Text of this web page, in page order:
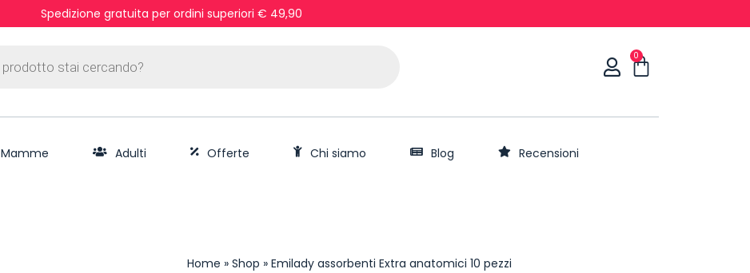
Spedizione gratuita per ordini superiori € 49,90
0
Mamme Adulti Offerte Chi siamo Blog Recensioni
Home » Shop » Emilady assorbenti Extra anatomici 10 pezzi